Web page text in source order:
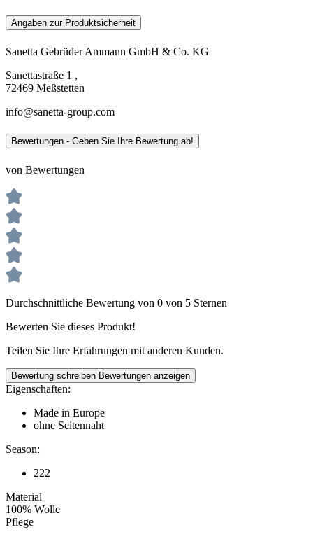
Angaben zur Produktsicherheit
Sanetta Gebrüder Ammann GmbH & Co. KG
Sanettastraße 1 ,
72469 Meßstetten
info@sanetta-group.com
Bewertungen - Geben Sie Ihre Bewertung ab!
von Bewertungen
Durchschnittliche Bewertung von 0 von 5 Sternen
Bewerten Sie dieses Produkt!
Teilen Sie Ihre Erfahrungen mit anderen Kunden.
Bewertung schreiben Bewertungen anzeigen
Eigenschaften:
Made in Europe
ohne Seitennaht
Season:
222
Material
100% Wolle
Pflege